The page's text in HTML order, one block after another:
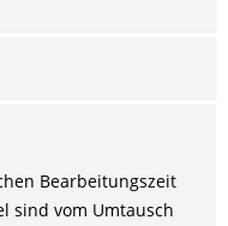
Bearbeitungszeit
sind vom Umtausch